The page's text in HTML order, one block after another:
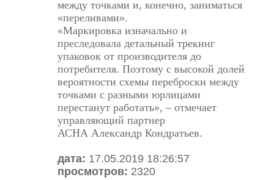
между точками и, конечно, заниматься
«переливами».
«Маркировка изначально и
преследовала детальный трекинг
упаковок от производителя до
потребителя. Поэтому с высокой долей
вероятности схемы переброски между
точками с разными юрлицами
перестанут работать», – отмечает
управляющий партнер
АСНА Александр Кондратьев.
дата: 17.05.2019 18:26:57
просмотров: 2320